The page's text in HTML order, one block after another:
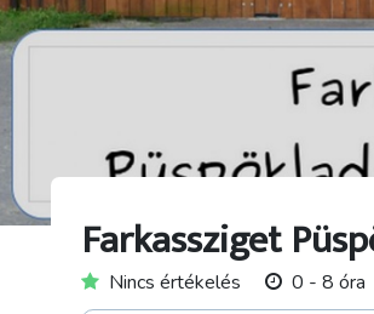
Farkassziget
Nincs értékelés 0 - 8 óra